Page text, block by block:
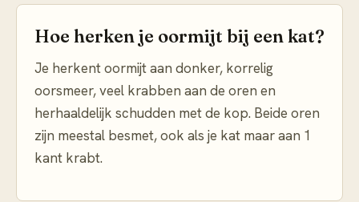
Hoe herken je oormijt bij een kat?
Je herkent oormijt aan donker, korrelig
oorsmeer, veel krabben aan de oren en
herhaaldelijk schudden met de kop. Beide oren
zijn meestal besmet, ook als je kat maar aan 1
kant krabt.